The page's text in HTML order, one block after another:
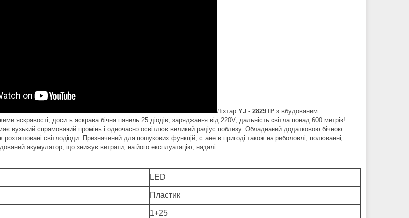
Ліхтар YJ - 2829TP з вбудованим
яскравості, досить яскрава бічна панель 25 діодів, заряджання від 220V, дальність світла понад 600 метрів!
вузький спрямований промінь і одночасно освітлює великий радіус поблизу. Обладнаний додатковою бічною
розташовані світлодіоди. Призначений для пошукових функцій, стане в пригоді також на риболовлі, полюванні,
акумулятор, що знижує витрати, на його експлуатацію, надалі.
LED
Пластик
1+25